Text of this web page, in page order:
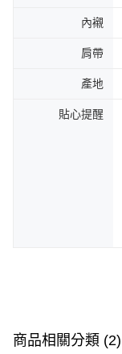
內襯
肩帶
產地
貼心提醒
商品相關分類 (2)